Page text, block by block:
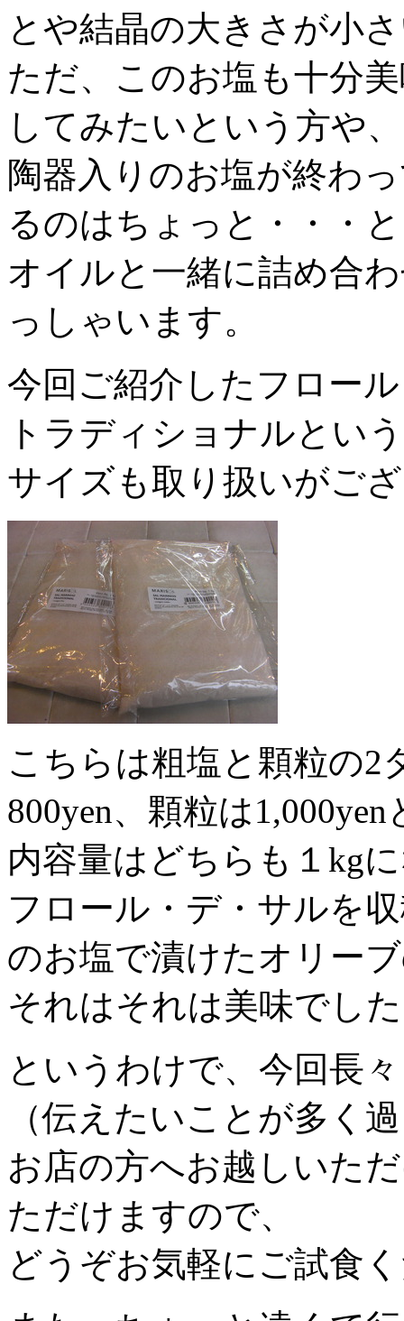
とや結晶の大きさが小
ただ、このお塩も十分
してみたいという方や、
陶器入りのお塩が終わ
るのはちょっと・・・
オイルと一緒に詰め合
っしゃいます。
今回ご紹介したフロー
トラディショナルとい
サイズも取り扱いがご
こちらは粗塩と顆粒の2
800yen、顆粒は
内容量はどちらも１kg
フロール・デ・サルを
のお塩で漬けたオリー
それはそれは美味でし
というわけで、今回長
（伝えたいことが多く
お店の方へお越しいた
ただけますので、
どうぞお気軽にご試食